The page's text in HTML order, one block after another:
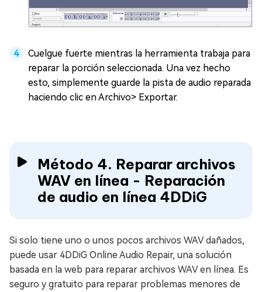
Cuelgue fuerte mientras la herramienta trabaja para
reparar la porción seleccionada. Una vez hecho
esto, simplemente guarde la pista de audio reparada
haciendo clic en Archivo> Exportar.
Método 4. Reparar archivos
WAV en línea - Reparación
de audio en línea 4DDiG
Si solo tiene uno o unos pocos archivos WAV dañados,
puede usar 4DDiG Online Audio Repair, una solución
basada en la web para reparar archivos WAV en línea. Es
seguro y gratuito para reparar problemas menores de